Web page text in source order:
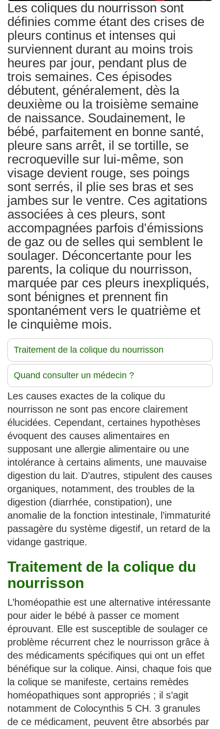
Les coliques du nourrisson sont
définies comme étant des crises de
pleurs continus et intenses qui
surviennent durant au moins trois
heures par jour, pendant plus de
trois semaines. Ces épisodes
débutent, généralement, dès la
deuxième ou la troisième semaine
de naissance. Soudainement, le
bébé, parfaitement en bonne santé,
pleure sans arrêt, il se tortille, se
recroqueville sur lui-même, son
visage devient rouge, ses poings
sont serrés, il plie ses bras et ses
jambes sur le ventre. Ces agitations
associées à ces pleurs, sont
accompagnées parfois d’émissions
de gaz ou de selles qui semblent le
soulager. Déconcertante pour les
parents, la colique du nourrisson,
marquée par ces pleurs inexpliqués,
sont bénignes et prennent fin
spontanément vers le quatrième et
le cinquième mois.
Traitement de la colique du nourrisson
Quand consulter un médecin ?
Les causes exactes de la colique du
nourrisson ne sont pas encore clairement
élucidées. Cependant, certaines hypothèses
évoquent des causes alimentaires en
supposant une allergie alimentaire ou une
intolérance à certains aliments, une mauvaise
digestion du lait. D’autres, stipulent des causes
organiques, notamment, des troubles de la
digestion (diarrhée, constipation), une
anomalie de la fonction intestinale, l’immaturité
passagère du système digestif, un retard de la
vidange gastrique.
Traitement de la colique du
nourrisson
L’homéopathie est une alternative intéressante
pour aider le bébé à passer ce moment
éprouvant. Elle est susceptible de soulager ce
problème récurrent chez le nourrisson grâce à
des médicaments spécifiques qui ont un effet
bénéfique sur la colique. Ainsi, chaque fois que
la colique se manifeste, certains remèdes
homéopathiques sont appropriés ; il s’agit
notamment de Colocynthis 5 CH. 3 granules
de ce médicament, peuvent être absorbés par